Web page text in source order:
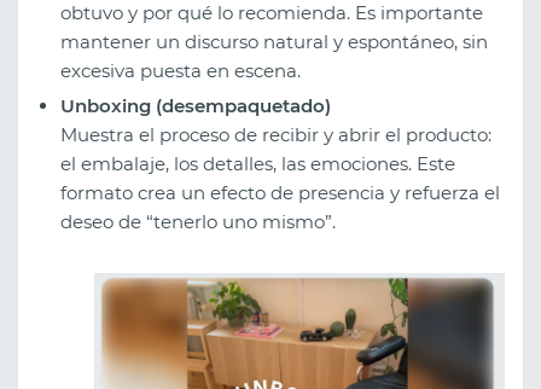
obtuvo y por qué lo recomienda. Es importante
mantener un discurso natural y espontáneo, sin
excesiva puesta en escena.
Unboxing (desempaquetado)
Muestra el proceso de recibir y abrir el producto:
el embalaje, los detalles, las emociones. Este
formato crea un efecto de presencia y refuerza el
deseo de “tenerlo uno mismo”.